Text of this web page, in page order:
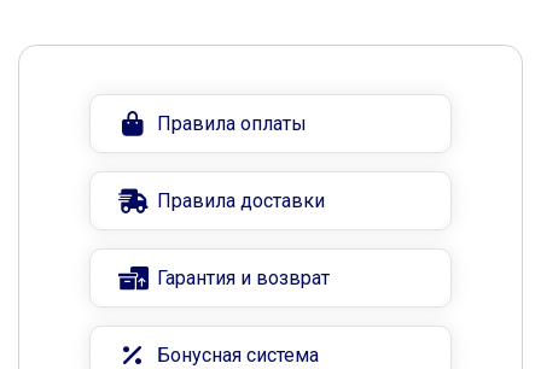
Правила оплаты
Правила доставки
Гарантия и возврат
Бонусная система